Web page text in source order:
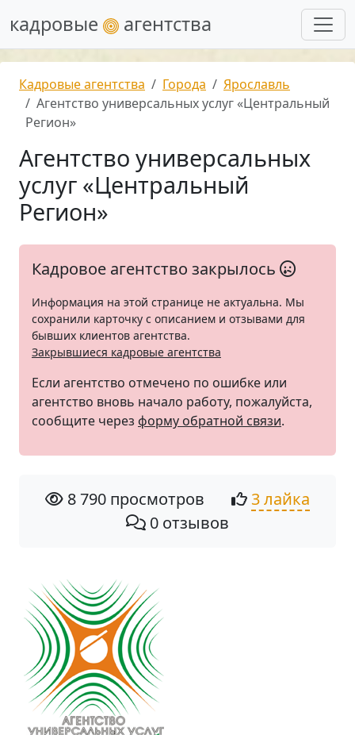
кадровые агентства
Кадровые агентства Города
Ярославль
Агентство универсальных услуг «Центральный
Регион»
Агентство универсальных
услуг «Центральный
Регион»
Кадровое агентство закрылось
Информация на этой странице не актуальна. Мы
сохранили карточку с описанием и отзывами для
бывших клиентов агентства.
Закрывшиеся кадровые агентства
Если агентство отмечено по ошибке или
агентство вновь начало работу, пожалуйста,
сообщите через форму обратной связи.
8 790 просмотров
3 лайка
0 отзывов